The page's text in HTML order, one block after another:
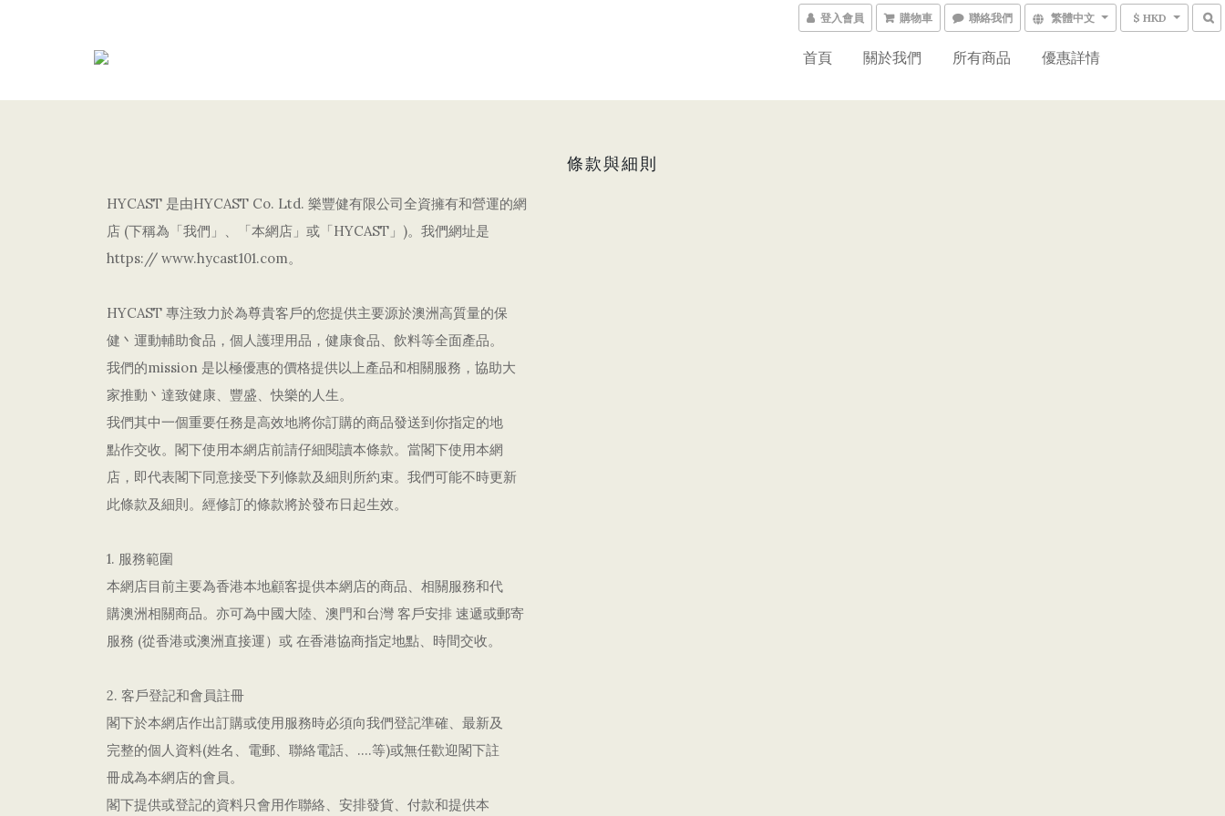
登入會員 購物車 聯絡我們 繁體中文 $ HKD
首頁 關於我們 所有商品 優惠詳情
條款與細則
HYCAST 是由HYCAST Co. Ltd. 樂豐健有限公司全資擁有和營運的網
店 (下稱為「我們」、「本網店」或「HYCAST」)。我們網址是
https:// www.hycast101.com。
HYCAST 專注致力於為尊貴客戶的您提供主要源於澳洲高質量的保
健丶運動輔助食品，個人護理用品，健康食品、飲料等全面產品。
我們的mission 是以極優惠的價格提供以上產品和相關服務，協助大
家推動丶達致健康、豐盛、快樂的人生。
我們其中一個重要任務是高效地將你訂購的商品發送到你指定的地
點作交收。閣下使用本網店前請仔細閱讀本條款。當閣下使用本網
店，即代表閣下同意接受下列條款及細則所約束。我們可能不時更新
此條款及細則。經修訂的條款將於發布日起生效。
1. 服務範圍
本網店目前主要為香港本地顧客提供本網店的商品、相關服務和代
購澳洲相關商品。亦可為中國大陸、澳門和台灣 客戶安排 速遞或郵寄
服務 (從香港或澳洲直接運）或 在香港協商指定地點、時間交收。
2. 客戶登記和會員註冊
閣下於本網店作出訂購或使用服務時必須向我們登記準確、最新及
完整的個人資料(姓名、電郵、聯絡電話、….等)或無任歡迎閣下註
冊成為本網店的會員。
閣下提供或登記的資料只會用作聯絡、安排發貨、付款和提供本